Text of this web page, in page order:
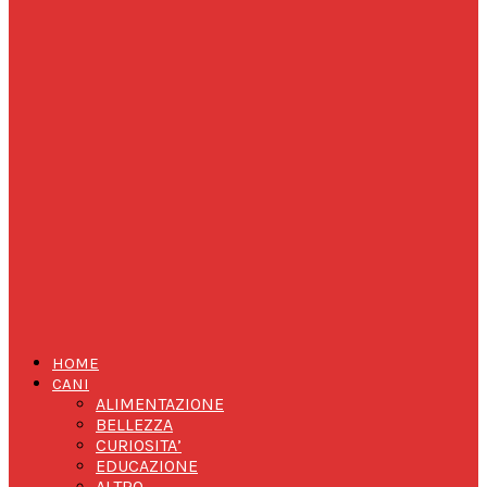
HOME
CANI
ALIMENTAZIONE
BELLEZZA
CURIOSITA’
EDUCAZIONE